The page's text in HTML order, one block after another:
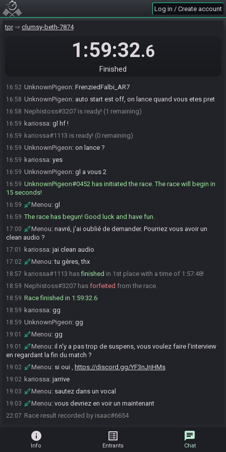
Log in / Create account
tpr clumsy-beth-7874
1:59:32.6
Finished
16:50
16:50 Menou:hl hf
16:50 kariossa:o/
:je vous roll une seed ca vous va ?
16:52 UnknownPigeon: FrenziedFalbi_AR7
16:58 UnknownPigeon: auto start est off, on lance quand vous etes pret
16:58 Nephistoss#3207 is ready! (1 remaining)
16:59 kariossa: gl hf !
16:59 kariossa#1113 is ready! (0 remaining)
16:59 UnknownPigeon: on lance ?
16:59 kariossa: yes
16:59 UnknownPigeon: gl a vous 2
16:59 UnknownPigeon#0452 has initiated the race. The race will begin in
15 seconds!
16:59 Menou: gl
16:59 The race has begun! Good luck and have fun.
17:00 Menou: navré, j'ai oublié de demander. Pourriez vous avoir un
clean audio ?
17:01 kariossa: jai clean audio
17:02 Menou:tu gères, thx
18:57 kariossa#1113 hasfinished in 1st place with a time of 1:57:48!
18:59 Nephistoss#3207 has forfeited from the race.
18:59 Race finished in 1:59:32.6
18:59 kariossa: gg
18:59 UnknownPigeon: gg
19:01 Menou: gg
19:01 Menou: il n'y a pas trop de suspens, vous voulez faire l'interview
en regardant la fin du match ?
19:02 Menou: si oui , https://discord.gg/YF3nJrjHMs
19:02 kariossa: jarrive
19:03 Menou: sautez dans un vocal
19:03 Menou: vous devriez en voir un maintenant
22:07 Race result recorded by isaac#6654
info
Info
list_alt
Entrants
chat
Chat